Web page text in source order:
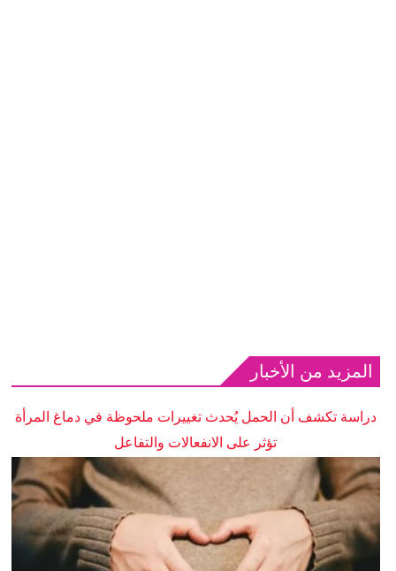
المزيد من الأخبار
دراسة تكشف أن الحمل يُحدث تغييرات ملحوظة في دماغ المرأة
تؤثر على الانفعالات والتفاعل